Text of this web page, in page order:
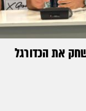
את הכדורגל